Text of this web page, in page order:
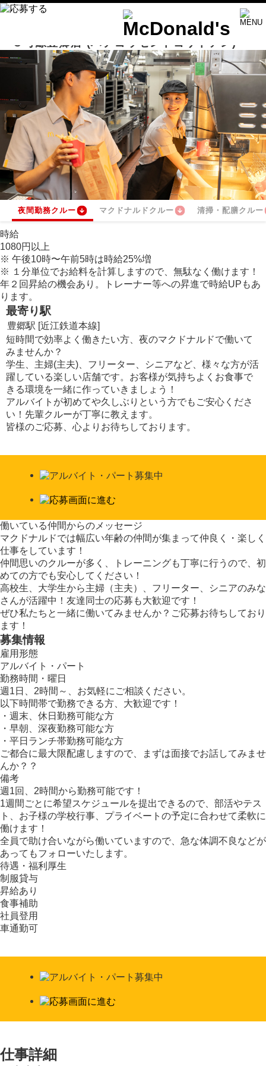
８号線豊郷店 (ハチゴウセントヨサトテン)
夜間勤務クルー マクドナルドクルー 清掃・配膳クルー
時給
1080円 以上
※ 午後10時〜午前5時は時給25%増
※ １分単位でお給料を計算しますので、無駄なく働けます！
年２回昇給の機会あり。トレーナー等への昇進で時給UPもあ
ります。
最寄り駅
豊郷駅 [近江鉄道本線]
短時間で効率よく働きたい方、夜のマクドナルドで働いて
みませんか？
学生、主婦(主夫)、フリーター、シニアなど、様々な方が活
躍している楽しい店舗です。お客様が気持ちよくお食事で
きる環境を一緒に作っていきましょう！
アルバイトが初めてや久しぶりという方でもご安心くださ
い！先輩クルーが丁寧に教えます。
皆様のご応募、心よりお待ちしております。
働いている仲間からのメッセージ
マクドナルドでは幅広い年齢の仲間が集まって仲良く・楽しく
仕事をしています！
仲間思いのクルーが多く、トレーニングも丁寧に行うので、初
めての方でも安心してください！
高校生、大学生から主婦（主夫）、フリーター、シニアのみな
さんが活躍中！友達同士の応募も大歓迎です！
ぜひ私たちと一緒に働いてみませんか？ご応募お待ちしており
ます！
募集情報
雇用形態
アルバイト・パート
勤務時間・曜日
週1日、2時間～、お気軽にご相談ください。
以下時間帯で勤務できる方、大歓迎です！
・週末、休日勤務可能な方
・早朝、深夜勤務可能な方
・平日ランチ帯勤務可能な方
ご都合に最大限配慮しますので、まずは面接でお話してみませ
んか？？
備考
週1回、2時間から勤務可能です！
1週間ごとに希望スケジュールを提出できるので、部活やテス
ト、お子様の学校行事、プライベートの予定に合わせて柔軟に
働けます！
全員で助け合いながら働いていますので、急な体調不良などが
あってもフォローいたします。
待遇・福利厚生
制服貸与
昇給あり
食事補助
社員登用
車通勤可
仕事詳細